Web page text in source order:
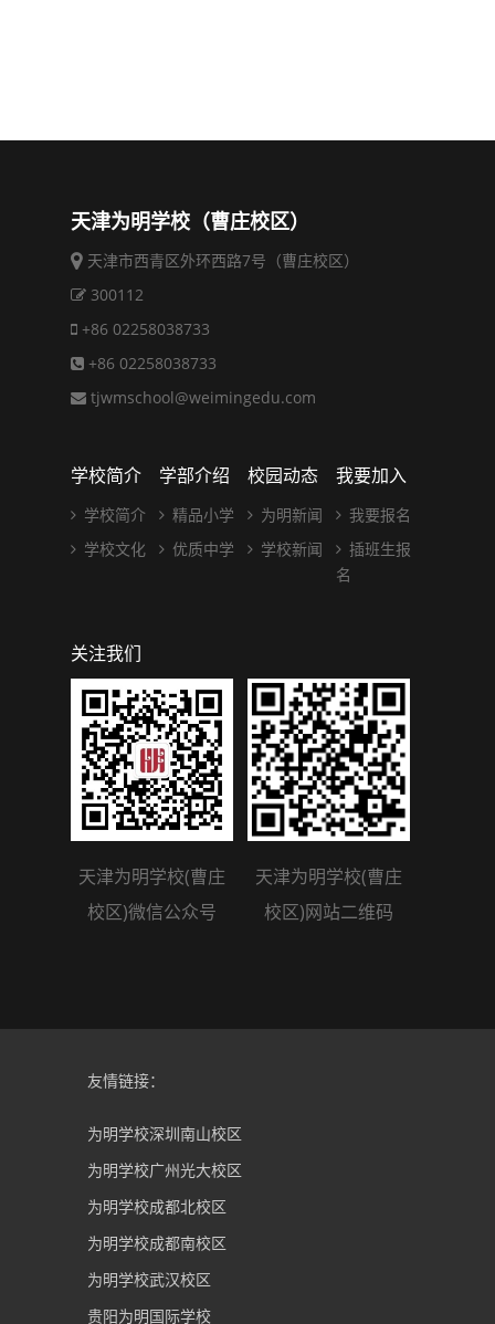
天津为明学校（曹庄校区）
天津市西青区外环西路7号（曹庄校区）
300112
+86 02258038733
+86 02258038733
tjwmschool@weimingedu.com
学校简介
学校简介
学校文化
学部介绍
精品小学
优质中学
校园动态
为明新闻
学校新闻
我要加入
我要报名
插班生报
名
关注我们
天津为明学校(曹庄
校区)微信公众号
天津为明学校(曹庄
校区)网站二维码
友情链接：
为明学校深圳南山校区
为明学校广州光大校区
为明学校成都北校区
为明学校成都南校区
为明学校武汉校区
贵阳为明国际学校